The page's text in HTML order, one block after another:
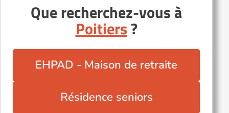
Que recherchez-vous à
Poitiers?
EHPAD - Maison de retraite
Résidence seniors